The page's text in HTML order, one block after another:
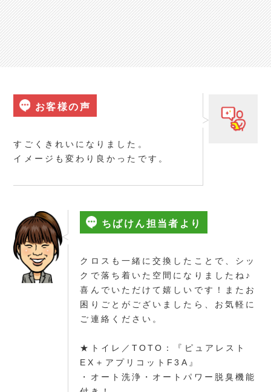
お客様の声
すごくきれいになりました。
イメージも変わり良かったです。
ちばけん担当者より
クロスも一緒に交換したことで、シッ
クで落ち着いた空間になりましたね♪
喜んでいただけて嬉しいです！またお
困りごとがございましたら、お気軽に
ご連絡ください。
★トイレ／TOTO：『ピュアレスト
EX＋アプリコットF3A』
・オート洗浄・オートパワー脱臭機能